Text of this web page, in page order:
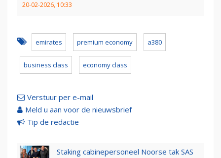
20-02-2026, 10:33
emirates premium economy a380
business class economy class
Verstuur per e-mail
Meld u aan voor de nieuwsbrief
Tip de redactie
Staking cabinepersoneel Noorse tak SAS